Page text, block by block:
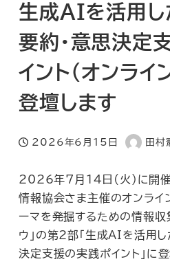
生成AIを活用し
要約・意思決定
イント(オンライ
登壇します
投稿日
2026年6月15日
著
田村
2026年7月14日(火)に開催
情報協会さま主催のオンライ
ーマを発掘するための情報収
ウ」の第2部「生成AIを活用し
決定支援の実践ポイント」に登